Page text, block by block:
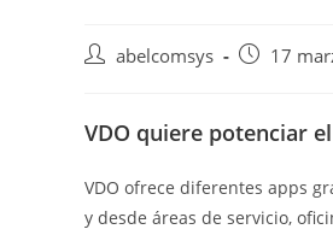
abelcomsys 17
VDO quiere potenciar
VDO ofrece diferentes apps
y desde áreas de servicio,